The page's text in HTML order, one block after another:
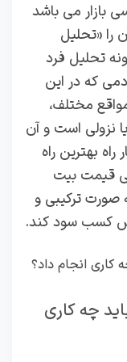
بازار می باشد
را «تحلیل
تحلیل فرد
که در این
مختلف،
نزولی است و آن
بهترین راه
قیمت بیت
صورت ترکیبی و
کسب سود کند.
چه کاری